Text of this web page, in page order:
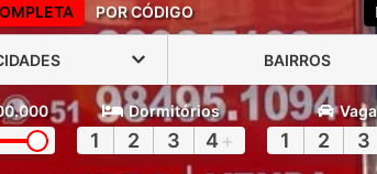
POR CÓDIGO
BAIRROS
Dormitórios
1 2 3 4 + 1 2 3